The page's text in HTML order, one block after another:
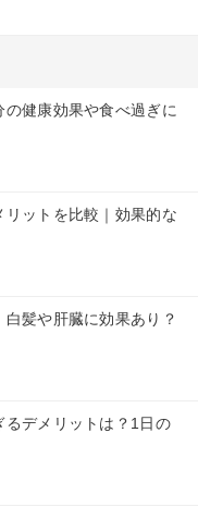
健康効果や食べ過ぎに
ットを比較｜効果的な
髪や肝臓に効果あり？
デメリットは？1日の